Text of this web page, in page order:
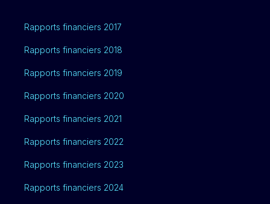
Rapports financiers 2017
Rapports financiers 2018
Rapports financiers 2019
Rapports financiers 2020
Rapports financiers 2021
Rapports financiers 2022
Rapports financiers 2023
Rapports financiers 2024